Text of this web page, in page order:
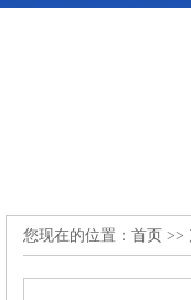
您现在的位置： 首页 >>